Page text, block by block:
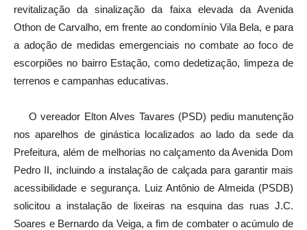
revitalização da sinalização da faixa elevada da Avenida
Othon de Carvalho, em frente ao condomínio Vila Bela, e para
a adoção de medidas emergenciais no combate ao foco de
escorpiões no bairro Estação, como dedetização, limpeza de
terrenos e campanhas educativas.
O vereador Elton Alves Tavares (PSD) pediu manutenção
nos aparelhos de ginástica localizados ao lado da sede da
Prefeitura, além de melhorias no calçamento da Avenida Dom
Pedro II, incluindo a instalação de calçada para garantir mais
acessibilidade e segurança. Luiz Antônio de Almeida (PSDB)
solicitou a instalação de lixeiras na esquina das ruas J.C.
Soares e Bernardo da Veiga, a fim de combater o acúmulo de